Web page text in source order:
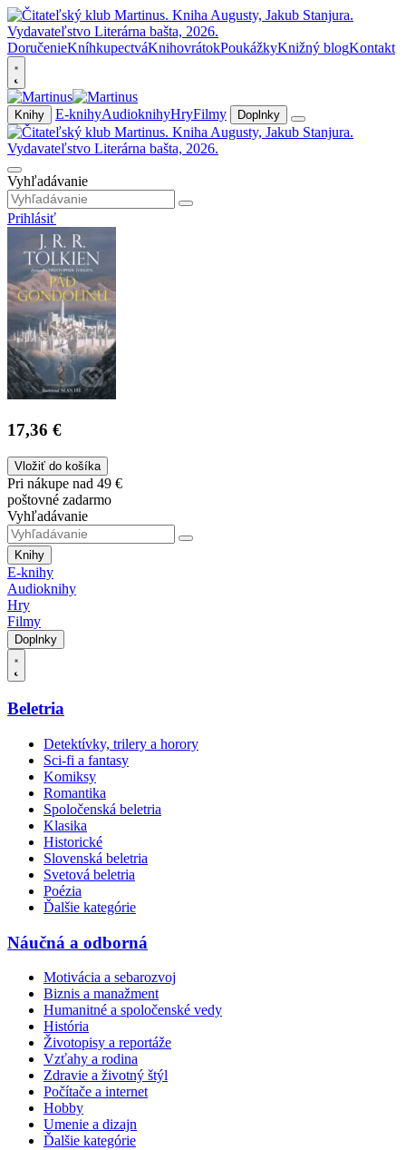
DoručenieKníhkupectváKnihovrátokPoukážkyKnižný blogKontakt
Knihy E-knihyAudioknihyHryFilmy Doplnky
Vyhľadávanie
Prihlásiť
17,36 €
Vložiť do košíka
Pri nákupe nad 49 €
poštovné zadarmo
Vyhľadávanie
Knihy
E-knihy
Audioknihy
Hry
Filmy
Doplnky
Beletria
Detektívky, trilery a horory
Sci-fi a fantasy
Komiksy
Romantika
Spoločenská beletria
Klasika
Historické
Slovenská beletria
Svetová beletria
Poézia
Ďalšie kategórie
Náučná a odborná
Motivácia a sebarozvoj
Biznis a manažment
Humanitné a spoločenské vedy
História
Životopisy a reportáže
Vzťahy a rodina
Zdravie a životný štýl
Počítače a internet
Hobby
Umenie a dizajn
Ďalšie kategórie